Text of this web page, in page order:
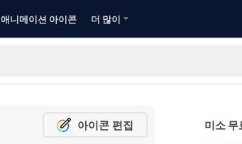
애니메이션 아이콘 더 많이
아이콘 편집 미소 무